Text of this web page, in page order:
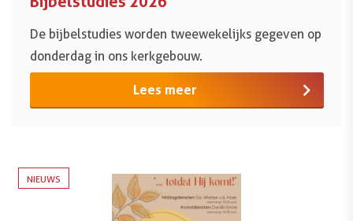
De bijbelstudies worden tweewekelijks gegeven op
donderdag in ons kerkgebouw.
Lees meer
NIEUWS